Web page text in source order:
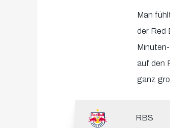
Man
der Red
auf den
ganz
RBS